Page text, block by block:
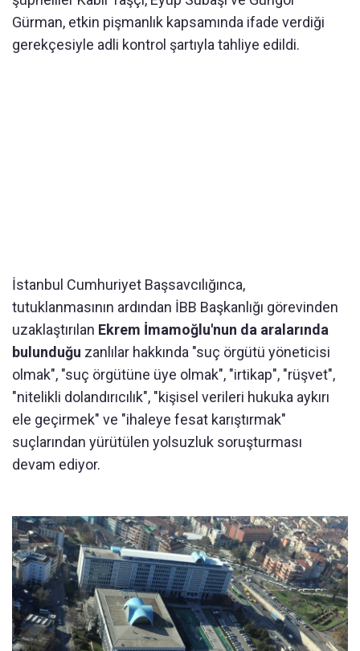
Gürman, etkin pişmanlık kapsamında ifade verdiği
gerekçesiyle adli kontrol şartıyla tahliye edildi.
İstanbul Cumhuriyet Başsavcılığınca,
tutuklanmasının ardından İBB Başkanlığı görevinden
uzaklaştırılan Ekrem İmamoğlu'nun da aralarında
bulunduğu zanlılar hakkında "suç örgütü yöneticisi
olmak", "suç örgütüne üye olmak", "irtikap", "rüşvet",
"nitelikli dolandırıcılık", "kişisel verileri hukuka aykırı
ele geçirmek" ve "ihaleye fesat karıştırmak"
suçlarından yürütülen yolsuzluk soruşturması
devam ediyor.